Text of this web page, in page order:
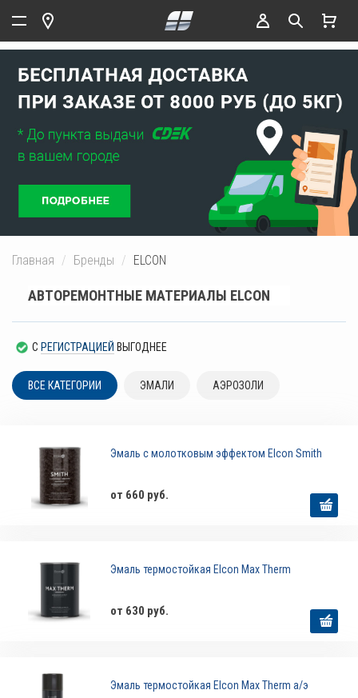
Главная Бренды ELCON
АВТОРЕМОНТНЫЕ МАТЕРИАЛЫ ELCON
С РЕГИСТРАЦИЕЙ ВЫГОДНЕЕ
ВСЕ КАТЕГОРИИ ЭМАЛИ АЭРОЗОЛИ
Эмаль c молотковым эффектом Elcon Smith
от 660 руб.
Эмаль термостойкая Elcon Max Therm
от 630 руб.
Эмаль термостойкая Elcon Max Therm а/э